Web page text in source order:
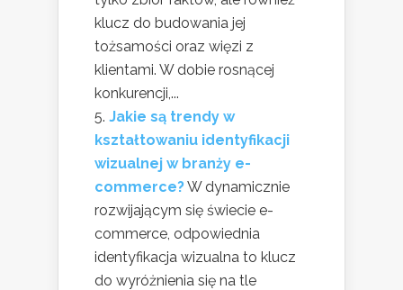
klucz do budowania jej
tożsamości oraz więzi z
klientami. W dobie rosnącej
konkurencji,...
Jakie są trendy w
kształtowaniu identyfikacji
wizualnej w branży e-
commerce?W dynamicznie
rozwijającym się świecie e-
commerce, odpowiednia
identyfikacja wizualna to klucz
do wyróżnienia się na tle